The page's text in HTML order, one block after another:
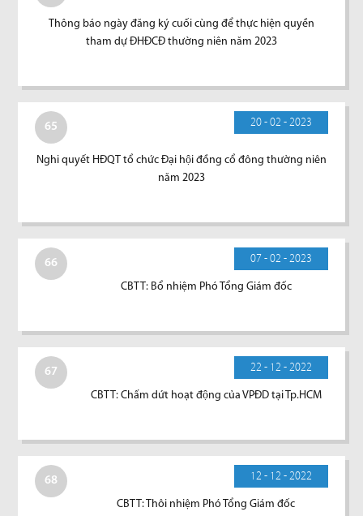
Thông báo ngày đăng ký cuối cùng để thực hiện quyền
tham dự ĐHĐCĐ thường niên năm 2023
65 20 - 02 - 2023
Nghi quyết HĐQT tổ chức Đại hội đồng cổ đông thường niên
năm 2023
66 07 - 02 - 2023
CBTT: Bổ nhiệm Phó Tổng Giám đốc
67 22 - 12 - 2022
CBTT: Chấm dứt hoạt động của VPĐD tại Tp.HCM
68 12 - 12 - 2022
CBTT: Thôi nhiệm Phó Tổng Giám đốc